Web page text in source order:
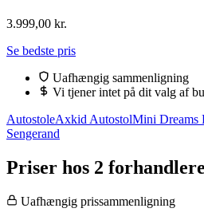
3.999,00 kr.
Se bedste pris
Uafhængig sammenligning
Vi tjener intet på dit valg af
AutostoleAxkid AutostolMini Dreams
Sengerand
Priser hos 2 forhandlere
Uafhængig prissammenligning